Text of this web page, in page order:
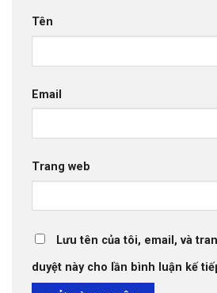
Tên
Email
Trang web
Lưu tên của tôi, email, và
duyệt này cho lần bình luận kế